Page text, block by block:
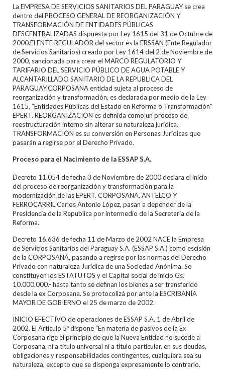
La EMPRESA DE SERVICIOS SANITARIOS DEL PARAGUAY se crea
dentro del PROCESO GENERAL DE REORGANIZACIÓN Y
TRANSFORMACIÓN DE ENTIDADES PÚBLICAS
DESCENTRALIZADAS dispuesta por Ley 1615 del 31 de Octubre de
2000.El ENTE REGULADOR del sector es la ERSSAN (Ente Regulador
de Servicios Sanitarios) creado por Ley 1614 del 2 de Noviembre de
2000, sancionada para crear el MARCO REGULATORIO Y
TARIFARIO DEL SERVICIO PÚBLICO DE AGUA POTABLE Y
ALCANTARILLADO SANITARIO DE LA REPUBLICA DEL
PARAGUAY.CORPOSANA entidad sujeta al proceso de
reorganización y transformación, es declarada por medio de la Ley
1615, “Entidades Públicas del Estado en Reforma o Transformación”
EPERT. REORGANIZACIÓN es definida como un proceso de
reestructuración interno sin alterar su naturaleza jurídica.
TRANSFORMACIÓN es su conversión en Personas Jurídicas que
pasarán a regirse por el Derecho Privado.
Proceso para el Nacimiento de la ESSAP S.A.
Decreto 11.054 de fecha 3 de Noviembre de 2000 declara el inicio
del proceso de reorganización y transformación para la
modernización de las EPERT. CORPOSANA, ANTELCO Y
FERROCARRIL Carlos Antonio López, pasan a depender de la
Presidencia de la Republica por intermedio de la Secretaria de la
Reforma.
Decreto 16.636 de fecha 11 de Marzo de 2002 NACE la Empresa
de Servicios Sanitarios del Paraguay S.A. (ESSAP S.A.) como escisión
de la CORPOSANA, pasando a regirse por las normas del Derecho
Privado con naturaleza Jurídica de una Sociedad Anónima. Se
constituyen los ESTATUTOS y el Capital social de inicio Gs.
10.000.000.- hasta tanto se definan los bienes a ser transferido
desde la ex Corposana. Se protocolizá por ante la ESCRIBANÍA
MAYOR DE GOBIERNO el 25 de marzo de 2002.
INICIO EFECTIVO de operaciones de ESSAP S.A. 1 de Abril de
2002. El Articulo 5º dispone “En materia de pasivos de la Ex
Corposana rige el principio de que la Nueva Entidad no sucede a
Corposana, ni a titulo universal ni a titulo particular, en sus deudas,
obligaciones y responsabilidades contingentes, cualquiera sea su
naturaleza, excepto que se disponga expresamente lo contrario.